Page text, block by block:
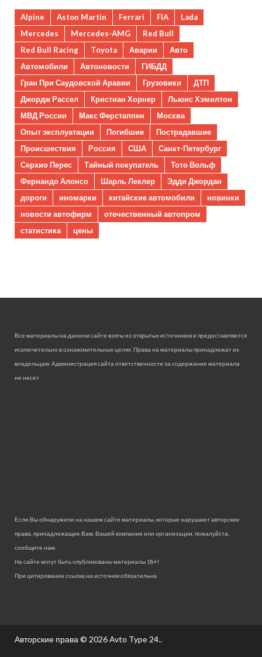
Alpine Aston Martin Ferrari FIA
Lada
Mercedes
Mercedes-AMG
Red Bull
Red Bull Racing
Toyota Аварии
Авто
Автомобили
Автоновости
ГИБДД
Гран При Саудовской Аравии
Грузовики
ДТП
Джордж Рассел
Кристиан Хорнер
Льюис Хэмилтон
МВД России
Макс Ферстаппен
Москва
Опыт эксплуатации
Погибшие
Пострадавшие
Происшествия
Россия США
Санкт-Петербург
Серхио Перес
Тайный покупатель
Тото Вольф
Фернандо Алонсо
Шарль Леклер
Эдди Джордан
дороги
иномарки китайские автомобили
новинки
новости автофирм
отечественный автопром
статистика
цены
Все материалы на данном сайте взяты из открытых источников и предоставляются
исключительно в ознакомительных целях. Права на материалы принадлежат их
владельцам. Администрация сайта ответственности за содержание материала
не несет.
Если Вы обнаружили на нашем сайте материалы, которые нарушают авторские
права, принадлежащие Вам, Вашей компании или организации, пожалуйста,
сообщите нам.
На сайте могут быть опубликованы материалы 18+!
При цитировании ссылка на источник обязательна.
Авторские права © 2026Avto Type 24..